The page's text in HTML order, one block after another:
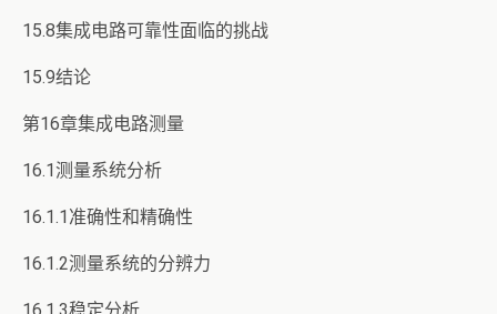
15.8集成电路可靠性面临的挑战
15.9结论
第16章集成电路测量
16.1测量系统分析
16.1.1准确性和精确性
16.1.2测量系统的分辨力